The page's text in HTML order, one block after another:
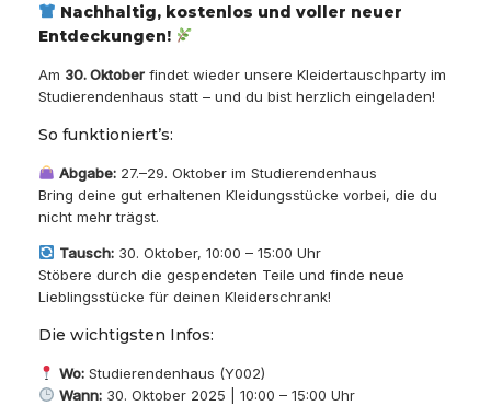
Nachhaltig, kostenlos und voller neuer
Entdeckungen!
Am 30. Oktober findet wieder unsere Kleidertauschparty im
Studierendenhaus statt – und du bist herzlich eingeladen!
So funktioniert’s:
Abgabe:27.–29. Oktober im Studierendenhaus
Bring deine gut erhaltenen Kleidungsstücke vorbei, die du
nicht mehr trägst.
Tausch:30. Oktober, 10:00 – 15:00 Uhr
Stöbere durch die gespendeten Teile und finde neue
Lieblingsstücke für deinen Kleiderschrank!
Die wichtigsten Infos:
Wo:Studierendenhaus (Y002)
Wann:30. Oktober 2025 | 10:00 – 15:00 Uhr